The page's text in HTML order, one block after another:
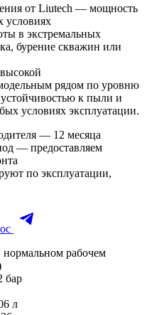
от Liutech — мощность
условиях
в экстремальных
бурение скважин или
рядом по уровню
устойчивостью к пыли и
условиях эксплуатации.
— 12 месяца
— предоставляем
по эксплуатации,
рабочем
бар
л